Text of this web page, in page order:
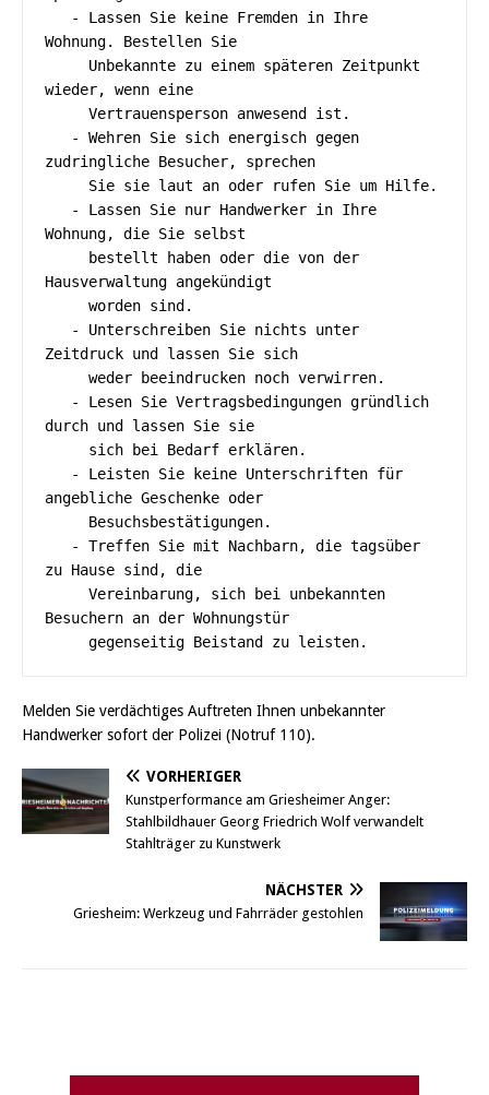
Wohnung. Bestellen Sie
wieder, wenn eine
zudringliche Besucher, sprechen
Wohnung, die Sie selbst
Hausverwaltung angekündigt
Zeitdruck und lassen Sie sich
durch und lassen Sie sie
angebliche Geschenke oder
zu Hause sind, die
Besuchern an der Wohnungstür
     gegenseitig Beistand zu leisten.
Melden Sie verdächtiges Auftreten Ihnen unbekannter
Handwerker sofort der Polizei (Notruf 110).
VORHERIGER
Kunstperformance am Griesheimer Anger:
Stahlbildhauer Georg Friedrich Wolf verwandelt
Stahlträger zu Kunstwerk
NÄCHSTER
Griesheim: Werkzeug und Fahrräder gestohlen